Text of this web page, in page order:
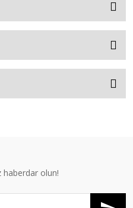
haberdar olun!